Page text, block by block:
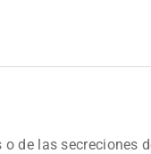
las secreciones